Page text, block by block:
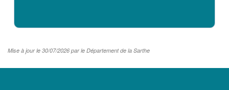
Développement des territoires,
agriculture, développement durable et
Mise à jour le 30/07/2026 par le Département de la Sarthe